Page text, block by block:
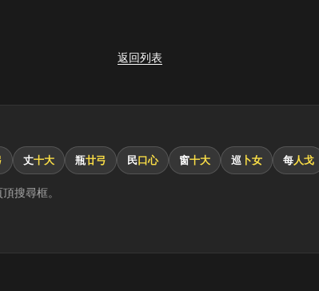
返回列表
丈十大 瓶廿弓 民口心 窗十大 巡 卜女 每人戈
搜尋框。